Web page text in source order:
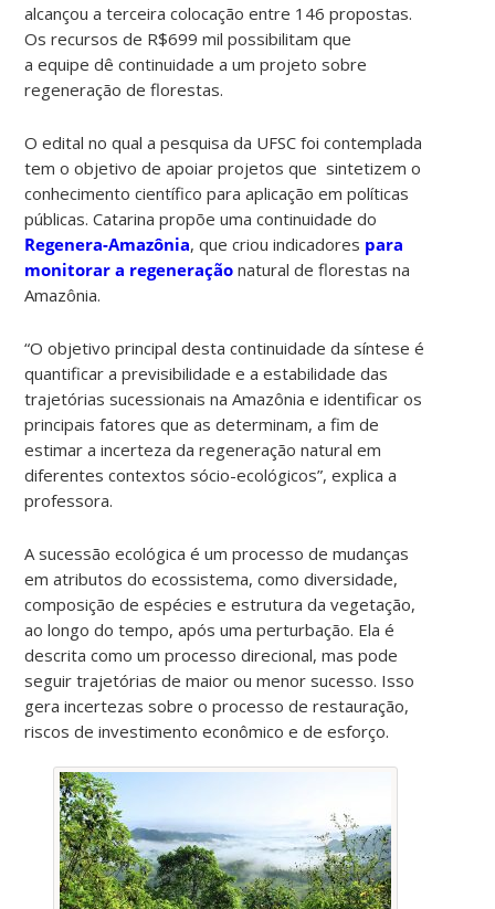
alcançou a terceira colocação entre 146 propostas.
Os recursos de R$699 mil possibilitam que
a equipe dê continuidade a um projeto sobre
regeneração de florestas.
O edital no qual a pesquisa da UFSC foi contemplada
tem o objetivo de apoiar projetos que sintetizem o
conhecimento científico para aplicação em políticas
públicas. Catarina propõe uma continuidade do
Regenera-Amazônia, que criou indicadores para
monitorar a regeneração natural de florestas na
Amazônia.
“O objetivo principal desta continuidade da síntese é
quantificar a previsibilidade e a estabilidade das
trajetórias sucessionais na Amazônia e identificar os
principais fatores que as determinam, a fim de
estimar a incerteza da regeneração natural em
diferentes contextos sócio-ecológicos”, explica a
professora.
A sucessão ecológica é um processo de mudanças
em atributos do ecossistema, como diversidade,
composição de espécies e estrutura da vegetação,
ao longo do tempo, após uma perturbação. Ela é
descrita como um processo direcional, mas pode
seguir trajetórias de maior ou menor sucesso. Isso
gera incertezas sobre o processo de restauração,
riscos de investimento econômico e de esforço.